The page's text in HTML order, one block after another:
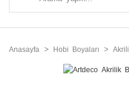
Anasayfa Hobi Boyaları